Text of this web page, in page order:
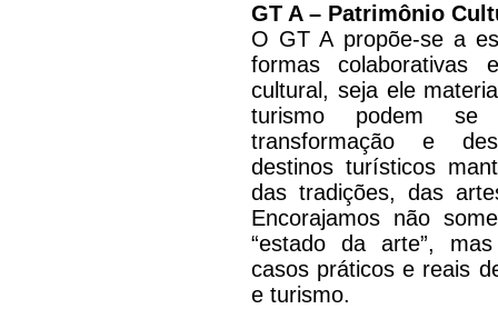
GT A – Patrimônio
O GT A propõe-se a
formas
cultural, seja ele
turismo podem se
transformação e
destinos turísticos
das tradições, das
Encorajamos não
“estado da arte”,
casos práticos e reais
e turismo.